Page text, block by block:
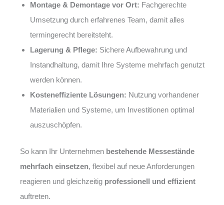
Montage & Demontage vor Ort: Fachgerechte
Umsetzung durch erfahrenes Team, damit alles
termingerecht bereitsteht.
Lagerung & Pflege: Sichere Aufbewahrung und
Instandhaltung, damit Ihre Systeme mehrfach genutzt
werden können.
Kosteneffiziente Lösungen: Nutzung vorhandener
Materialien und Systeme, um Investitionen optimal
auszuschöpfen.
So kann Ihr Unternehmen bestehende Messestände
mehrfach einsetzen, flexibel auf neue Anforderungen
reagieren und gleichzeitig professionell und effizient
auftreten.